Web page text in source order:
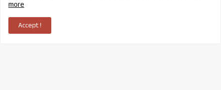
more
Accept !